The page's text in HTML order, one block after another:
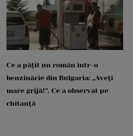
Ce a pățit un român într-o
benzinărie din Bulgaria: „Aveți
mare grijă!”. Ce a observat pe
chitanță